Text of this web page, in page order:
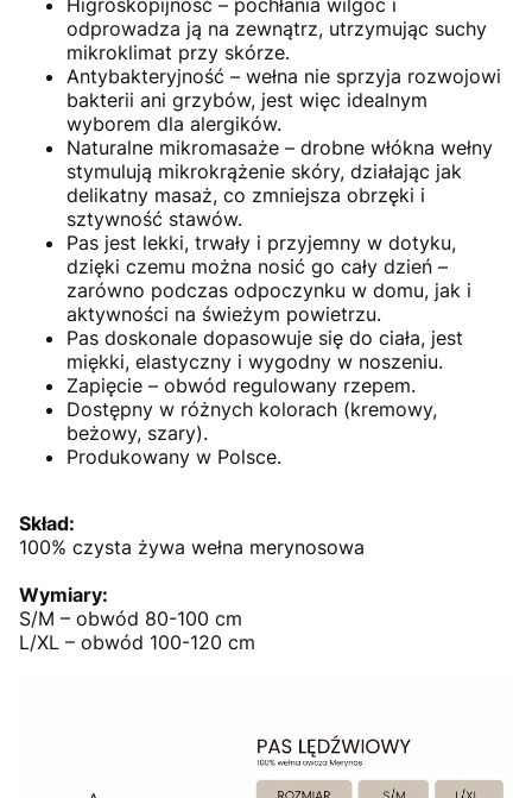
Higroskopijność – pochłania wilgoć i
odprowadza ją na zewnątrz, utrzymując suchy
mikroklimat przy skórze.
Antybakteryjność – wełna nie sprzyja rozwojowi
bakterii ani grzybów, jest więc idealnym
wyborem dla alergików.
Naturalne mikromasaże – drobne włókna wełny
stymulują mikrokrążenie skóry, działając jak
delikatny masaż, co zmniejsza obrzęki i
sztywność stawów.
Pas jest lekki, trwały i przyjemny w dotyku,
dzięki czemu można nosić go cały dzień –
zarówno podczas odpoczynku w domu, jak i
aktywności na świeżym powietrzu.
Pas doskonale dopasowuje się do ciała, jest
miękki, elastyczny i wygodny w noszeniu.
Zapięcie – obwód regulowany rzepem.
Dostępny w różnych kolorach (kremowy,
beżowy, szary).
Produkowany w Polsce.
Skład:
100% czysta żywa wełna merynosowa
Wymiary:
S/M – obwód 80-100 cm
L/XL – obwód 100-120 cm